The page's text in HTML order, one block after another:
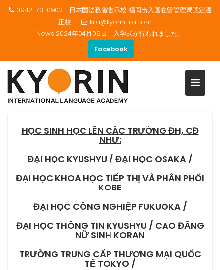
content
0942-73-0902 日本国法務省告示校 福岡出入国在留管理局認定適
正校
kila@kyorin-ila.com
News 2024年04月09日 入学式が行われました。
Facebook
HỌC SINH HỌC LÊN CÁC
TRƯỜNG ĐH, CĐ NHƯ
Home HỌC SINH HỌC LÊN CÁC TRƯỜNG ĐH, CĐ NHƯ
HỌC SINH HỌC LÊN CÁC TRƯỜNG ĐH, CĐ
NHƯ:
ĐẠI HỌC KYUSHYU / ĐẠI HỌC OSAKA /
ĐẠI HỌC KHOA HỌC TIẾP THỊ VÀ PHÂN PHỐI
KOBE
ĐẠI HỌC CÔNG NGHIỆP FUKUOKA /
ĐẠI HỌC THÔNG TIN KYUSHYU / CAO ĐẲNG
NỮ SINH KORAN
TRƯỜNG TRUNG CẤP THƯƠNG MẠI QUỐC
TẾ TOKYO /